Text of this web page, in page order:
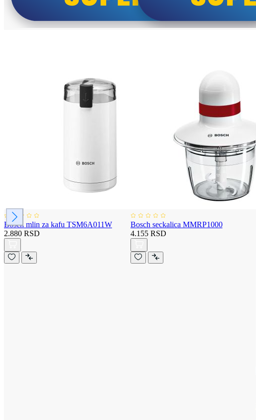
Bosch mlin za kafu TSM6A011W
2.880 RSD
Bosch seckalica MMRP1000
4.155 RSD